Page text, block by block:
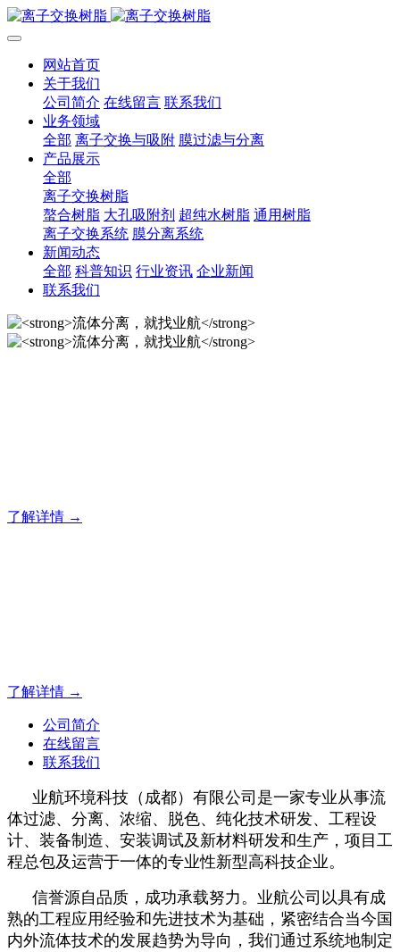
网站首页
关于我们
公司简介 在线留言 联系我们
业务领域
全部 离子交换与吸附 膜过滤与分离
产品展示
全部
离子交换树脂
螯合树脂 大孔吸附剂 超纯水树脂 通用树脂
离子交换系统 膜分离系统
新闻动态
全部 科普知识 行业资讯 企业新闻
联系我们
了解详情 →
了解详情 →
公司简介
在线留言
联系我们
业航环境科技（成都）有限公司是一家专业从事流
体过滤、分离、浓缩、脱色、纯化技术研发、工程设
计、装备制造、安装调试及新材料研发和生产，项目工
程总包及运营于一体的专业性新型高科技企业。
信誉源自品质，成功承载努力。业航公司以具有成
熟的工程应用经验和先进技术为基础，紧密结合当今国
内外流体技术的发展趋势为导向，我们通过系统地制定